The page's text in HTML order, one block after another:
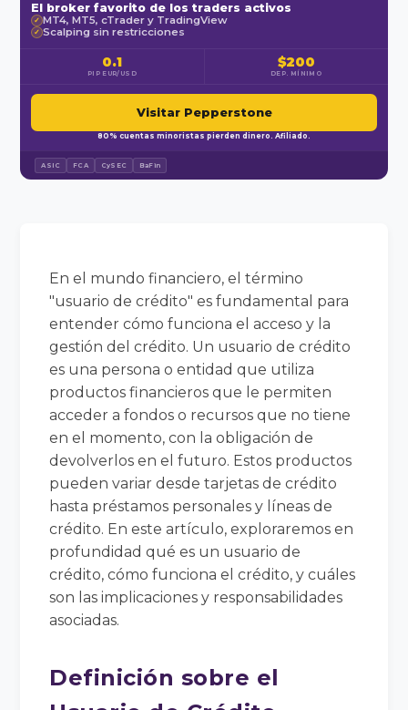
El broker favorito de los traders activos
✓ MT4, MT5, cTrader y TradingView
✓ Scalping sin restricciones
0.1
PIP EUR/USD
$200
DEP. MÍNIMO
Visitar Pepperstone
80% cuentas minoristas pierden dinero. Afiliado.
ASIC FCA CySEC BaFin
En el mundo financiero, el término
"usuario de crédito" es fundamental para
entender cómo funciona el acceso y la
gestión del crédito. Un usuario de crédito
es una persona o entidad que utiliza
productos financieros que le permiten
acceder a fondos o recursos que no tiene
en el momento, con la obligación de
devolverlos en el futuro. Estos productos
pueden variar desde tarjetas de crédito
hasta préstamos personales y líneas de
crédito. En este artículo, exploraremos en
profundidad qué es un usuario de
crédito, cómo funciona el crédito, y cuáles
son las implicaciones y responsabilidades
asociadas.
Definición sobre el